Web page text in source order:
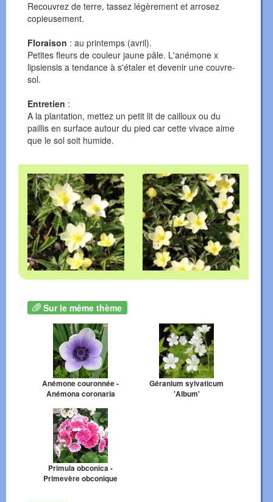
Recouvrez de terre, tassez légèrement et arrosez
copieusement.
Floraison : au printemps (avril).
Petites fleurs de couleur jaune pâle. L'anémone x
lipsiensis a tendance à s'étaler et devenir une couvre-
sol.
Entretien :
A la plantation, mettez un petit lit de cailloux ou du
paillis en surface autour du pied car cette vivace aime
que le sol soit humide.
Sur le même thème
Anémone couronnée -
Anémona coronaria
Géranium sylvaticum
'Album'
Primula obconica -
Primevère obconique